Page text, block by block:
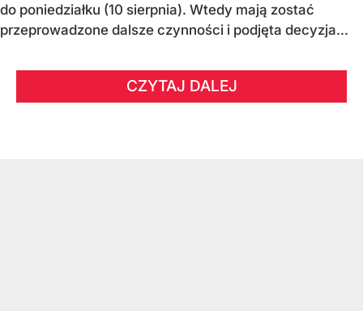
do poniedziałku (10 sierpnia). Wtedy mają zostać
przeprowadzone dalsze czynności i podjęta decyzja...
CZYTAJ DALEJ